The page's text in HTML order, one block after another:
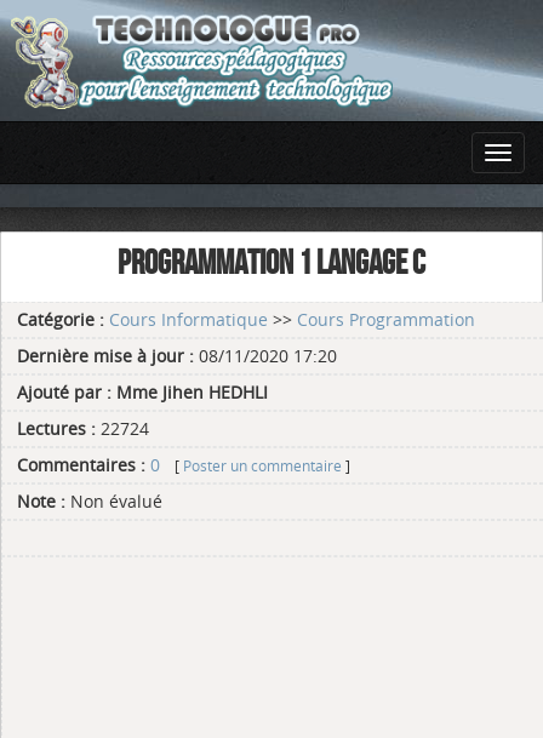
PROGRAMMATION 1 LANGAGE C
Catégorie : Cours Informatique >> Cours Programmation
Dernière mise à jour : 08/11/2020 17:20
Ajouté par : Mme Jihen HEDHLI
Lectures : 22724
Commentaires : 0 [ Poster un commentaire ]
Note : Non évalué